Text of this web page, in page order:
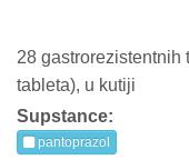
28 gastrorezistentnih
tableta), u kutiji
Supstance:
pantoprazol